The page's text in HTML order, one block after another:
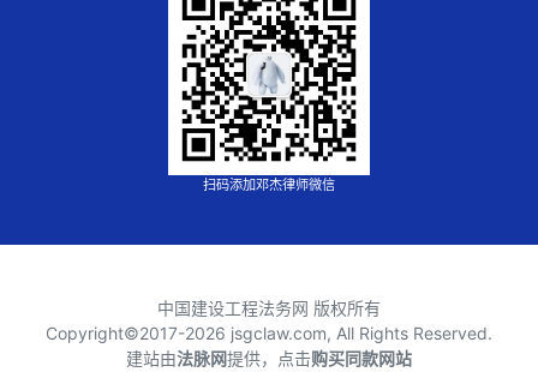
扫码添加邓杰律师微信
中国建设工程法务网 版权所有
Copyright©2017-2026 jsgclaw.com, All Rights Reserved.
建站由法脉网提供，点击购买同款网站